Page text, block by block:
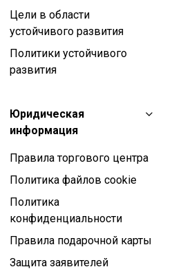
Цели в области
устойчивого развития
Политики устойчивого
развития
Юридическая
информация
Правила торгового центра
Политика файлов cookie
Политика
конфиденциальности
Правила подарочной карты
Защита заявителей